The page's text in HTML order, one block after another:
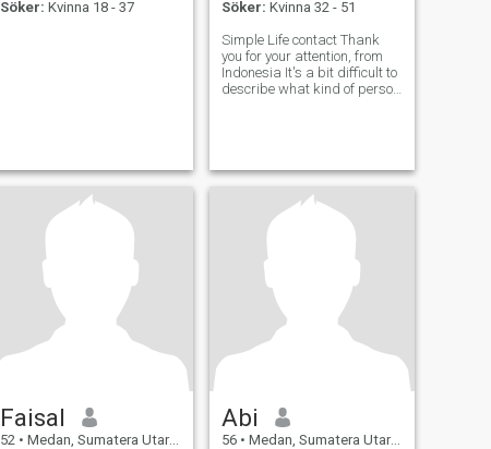
Söker: Kvinna 18 - 37
Söker: Kvinna 32 - 51
Simple Life contact Thank
you for your attention, from
Indonesia It's a bit difficult to
describe what kind of person
some setbacks
Faisal
52 • Medan, Sumatera Utara, Indonesien
Abi
56 • Medan, Sumatera Utara, Indonesien